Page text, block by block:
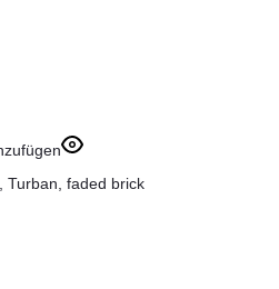
Turban, faded brick